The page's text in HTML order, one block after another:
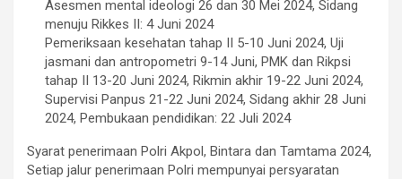
Asesmen mental ideologi 26 dan 30 Mei 2024, Sidang
menuju Rikkes II: 4 Juni 2024
Pemeriksaan kesehatan tahap II 5-10 Juni 2024, Uji
jasmani dan antropometri 9-14 Juni, PMK dan Rikpsi
tahap II 13-20 Juni 2024, Rikmin akhir 19-22 Juni 2024,
Supervisi Panpus 21-22 Juni 2024, Sidang akhir 28 Juni
2024, Pembukaan pendidikan: 22 Juli 2024
Syarat penerimaan Polri Akpol, Bintara dan Tamtama 2024,
Setiap jalur penerimaan Polri mempunyai persyaratan